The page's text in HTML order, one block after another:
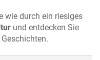
wie durch ein riesiges
und entdecken Sie